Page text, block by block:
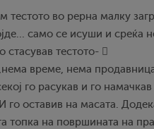
тестото во рерна малку
само се исуши и среќа
стасував тестото- 
време, нема
го расукав и го
оставив на масата.
топка на површината на